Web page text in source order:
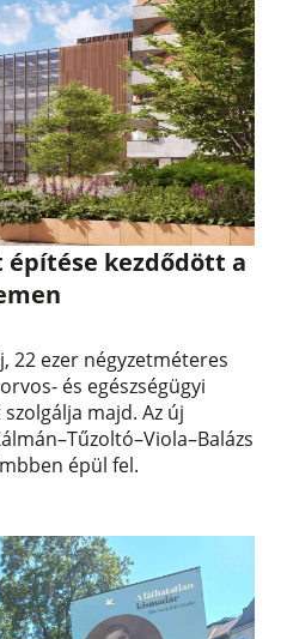
kezdődött a
22 ezer négyzetméteres
és egészségügyi
majd. Az új
épül fel.